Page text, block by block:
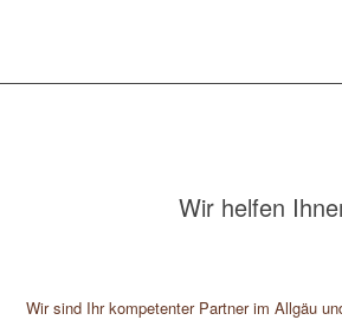
Wir helfen
Wir sind Ihr kompetenter Partner im Allgäu